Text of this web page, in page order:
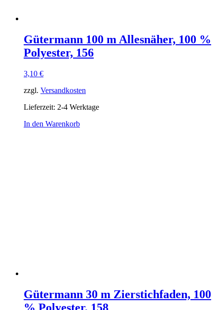
Gütermann 100 m Allesnäher, 100 %
Polyester, 156
3,10 €
zzgl. Versandkosten
Lieferzeit: 2-4 Werktage
In den Warenkorb
Gütermann 30 m Zierstichfaden, 100